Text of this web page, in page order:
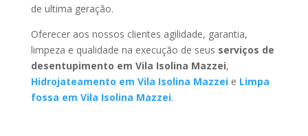
de ultima geração.
Oferecer aos nossos clientes agilidade, garantia,
limpeza e qualidade na execução de seus serviços de
desentupimento em Vila Isolina Mazzei,
Hidrojateamento em Vila Isolina Mazzeie Limpa
fossa em Vila Isolina Mazzei.